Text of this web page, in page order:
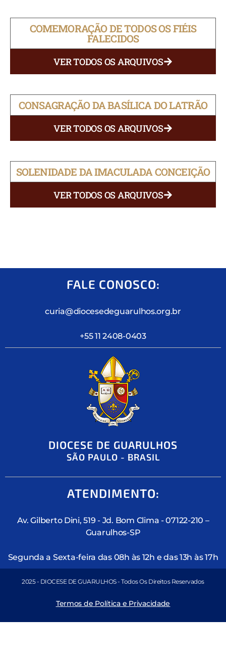
COMEMORAÇÃO DE TODOS OS FIÉIS
FALECIDOS
VER TODOS OS ARQUIVOS
CONSAGRAÇÃO DA BASÍLICA DO LATRÃO
VER TODOS OS ARQUIVOS
SOLENIDADE DA IMACULADA CONCEIÇÃO
VER TODOS OS ARQUIVOS
FALE CONOSCO:
curia@diocesedeguarulhos.org.br
+55 11 2408-0403
DIOCESE DE GUARULHOS
SÃO PAULO - BRASIL
ATENDIMENTO:
Av. Gilberto Dini, 519 - Jd. Bom Clima - 07122-210 –
Guarulhos-SP
Segunda a Sexta-feira das 08h às 12h e das 13h às 17h
2025 - DIOCESE DE GUARULHOS - Todos Os Direitos Reservados
Termos de Política e Privacidade